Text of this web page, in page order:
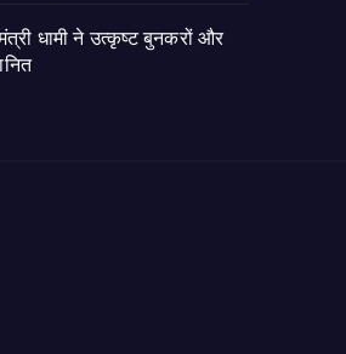
धामी ने उत्कृष्ट बुनकरों और